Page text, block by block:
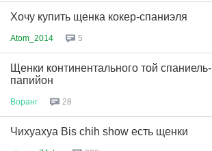
Хочу купить щенка кокер-спаниэля
Atom_2014 5
Щенки континентального той спаниель-
папийон
Воранг 28
Чихуахуа Bis chih show есть щенки